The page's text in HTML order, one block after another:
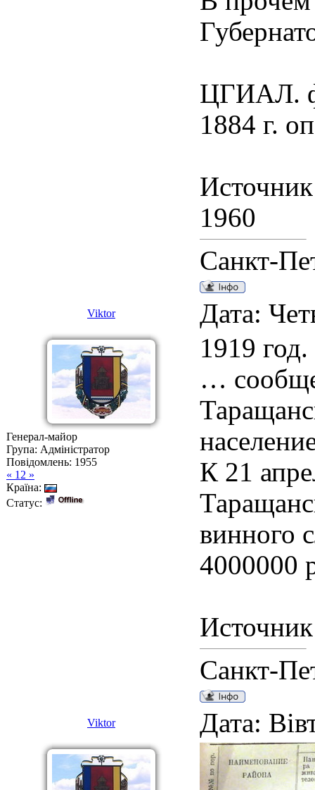
ЦГИАЛ.
1884 г.
1960
Санкт-
Viktor Дата:
Генерал-майор
Група: Адміністратор
Повідомлень: 1955
« 12 »
Країна:
Статус:
1919 год.
…
К 21
винного
4000000
Санкт-
Viktor Дата: